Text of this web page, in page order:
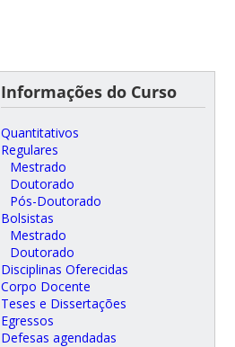
Informações do Curso
Quantitativos
Regulares
Mestrado
Doutorado
Pós-Doutorado
Bolsistas
Mestrado
Doutorado
Disciplinas Oferecidas
Corpo Docente
Teses e Dissertações
Egressos
Defesas agendadas